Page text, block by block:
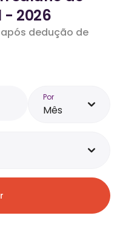
- 2026
dedução de
Por
Mês